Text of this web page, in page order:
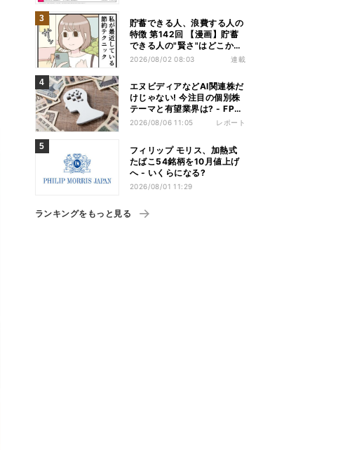
貯蓄できる人、浪費する人の
特徴 第142回 【漫画】貯蓄
できる人の"賢さ"はどこか
ら? スーパーでの意外な習慣
2026/08/02 08:03 連載
エヌビディアなどAI関連株だ
けじゃない! 今注目の個別株
テーマと有望業界は? - FP解
説
2026/08/06 11:05 レポート
フィリップ モリス、加熱式
たばこ54銘柄を10月値上げ
へ - いくらになる?
2026/08/01 11:29
ランキングをもっと見る